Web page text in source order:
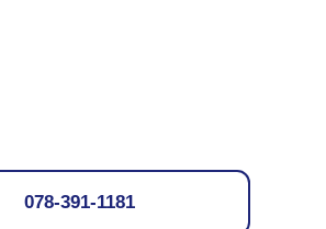
078-391-1181